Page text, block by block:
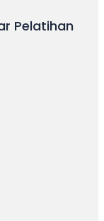
Pelatihan